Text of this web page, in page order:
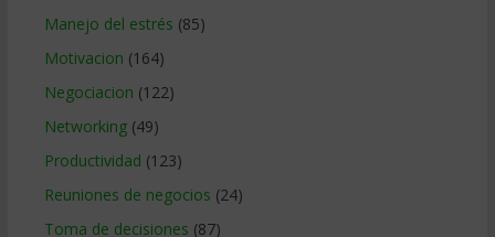
Manejo del estrés (85)
Motivacion (164)
Negociacion (122)
Networking(49)
Productividad (123)
Reuniones de negocios (24)
Toma de decisiones (87)